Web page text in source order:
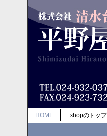
HOME shopのトップ